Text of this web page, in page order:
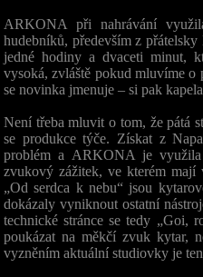
ARKONA při nahrávání
hudebníků, především z
jedné hodiny a dvaceti minut,
vysoká, zvláště pokud mluvíme o
se novinka jmenuje – si pak
Není třeba mluvit o tom, že pátá
se produkce týče. Získat z
problém a ARKONA je
zvukový zážitek, ve kterém mají
„Od serdca k nebu“ jsou
dokázaly vyniknout ostatní
technické stránce se tedy „Goi,
poukázat na měkčí zvuk kytar,
vyzněním aktuální studiovky je